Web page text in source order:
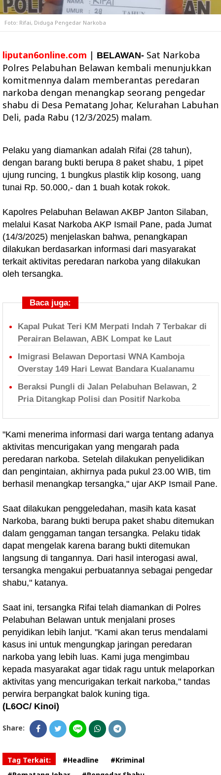
Foto: Rifai, Diduga Pengedar Narkoba
liputan6online.com | BELAWAN- Sat Narkoba
Polres Pelabuhan Belawan kembali menunjukkan
komitmennya dalam memberantas peredaran
narkoba dengan menangkap seorang pengedar
shabu di Desa Pematang Johar, Kelurahan Labuhan
Deli, pada Rabu (12/3/2025) malam.
Pelaku yang diamankan adalah Rifai (28 tahun),
dengan barang bukti berupa 8 paket shabu, 1 pipet
ujung runcing, 1 bungkus plastik klip kosong, uang
tunai Rp. 50.000,- dan 1 buah kotak rokok.
Kapolres Pelabuhan Belawan AKBP Janton Silaban,
melalui Kasat Narkoba AKP Ismail Pane, pada Jumat
(14/3/2025) menjelaskan bahwa, penangkapan
dilakukan berdasarkan informasi dari masyarakat
terkait aktivitas peredaran narkoba yang dilakukan
oleh tersangka.
Baca juga:
Kapal Pukat Teri KM Merpati Indah 7 Terbakar di
Perairan Belawan, ABK Lompat ke Laut
Imigrasi Belawan Deportasi WNA Kamboja
Overstay 149 Hari Lewat Bandara Kualanamu
Beraksi Pungli di Jalan Pelabuhan Belawan, 2
Pria Ditangkap Polisi dan Positif Narkoba
"Kami menerima informasi dari warga tentang adanya
aktivitas mencurigakan yang mengarah pada
peredaran narkoba. Setelah dilakukan penyelidikan
dan pengintaian, akhirnya pada pukul 23.00 WIB, tim
berhasil menangkap tersangka," ujar AKP Ismail Pane.
Saat dilakukan penggeledahan, masih kata kasat
Narkoba, barang bukti berupa paket shabu ditemukan
dalam genggaman tangan tersangka. Pelaku tidak
dapat mengelak karena barang bukti ditemukan
langsung di tangannya. Dari hasil interogasi awal,
tersangka mengakui perbuatannya sebagai pengedar
shabu," katanya.
Saat ini, tersangka Rifai telah diamankan di Polres
Pelabuhan Belawan untuk menjalani proses
penyidikan lebih lanjut. "Kami akan terus mendalami
kasus ini untuk mengungkap jaringan peredaran
narkoba yang lebih luas. Kami juga mengimbau
kepada masyarakat agar tidak ragu untuk melaporkan
aktivitas yang mencurigakan terkait narkoba," tandas
perwira berpangkat balok kuning tiga.
(L6OC/ Kinoi)
Share:
Tag Terkait: #Headline
#Kriminal